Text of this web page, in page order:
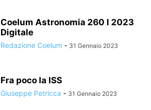
Coelum Astronomia 260 I 2023
Digitale
Redazione Coelum - 31 Gennaio 2023
Fra poco la ISS
Giuseppe Petricca - 31 Gennaio 2023